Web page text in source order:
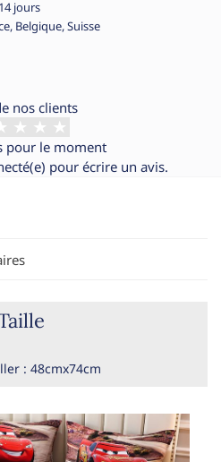
jours
Belgique, Suisse
nos clients
pour le moment
pour écrire un avis.
: 48cmx74cm